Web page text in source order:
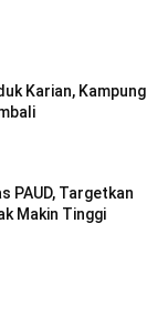
Karian, Kampung
PAUD, Targetkan
Makin Tinggi